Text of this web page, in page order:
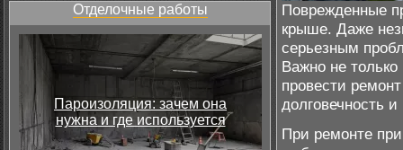
Отделочные работы
Пароизоляция: зачем она
нужна и где используется
Поврежденные
крыше. Даже
серьезным
Важно не
провести
долговечность
При ремонте